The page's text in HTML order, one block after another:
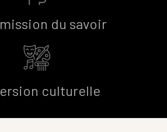
du savoir
culturelle